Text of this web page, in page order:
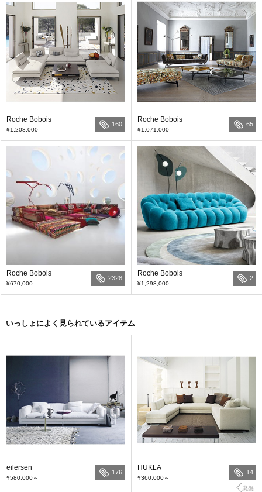
Roche Bobois
¥1,208,000
160
Roche Bobois
¥1,071,000
65
Roche Bobois
¥670,000
2328
Roche Bobois
¥1,298,000
2
いっしょによく見られているアイテム
eilersen
¥580,000～
176
HUKLA
¥360,000～
14
廃盤